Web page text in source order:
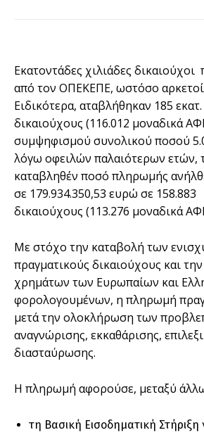
Εκατοντάδες χιλιάδες
από τον ΟΠΕΚΕΠΕ, ωστόσο αρκετοί
Ειδικότερα, αταβλήθηκαν 185
δικαιούχους (116.012 μοναδικά
συμψηφισμού συνολικού ποσού
λόγω οφειλών παλαιότερων ετών,
καταβληθέν ποσό πληρωμής
σε 179.934.350,53 ευρώ σε 158.883
δικαιούχους (113.276 μοναδικά
Με στόχο την καταβολή των
πραγματικούς δικαιούχους και
χρημάτων των Ευρωπαίων και
φορολογουμένων, η πληρωμή
μετά την ολοκλήρωση των
αναγνώρισης, εκκαθάρισης,
διασταύρωσης.
Η πληρωμή αφορούσε, μεταξύ
τη Βασική Εισοδηματική Στήριξη